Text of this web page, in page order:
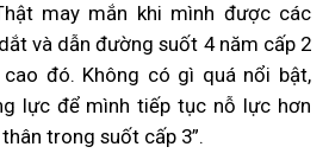
may mắn khi mình được các
và dẫn đường suốt 4 năm cấp 2
đó. Không có gì quá nổi bật,
lực để mình tiếp tục nỗ lực hơn
trong suốt cấp 3”.